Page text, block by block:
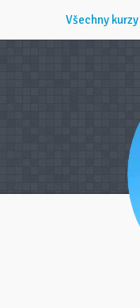
Všechny kurzy